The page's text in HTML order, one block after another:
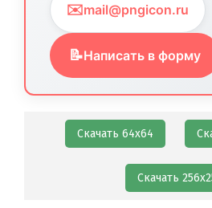
✉️mail@pngicon.ru
📝Написать в форму
Скачать 64х64
Скачать